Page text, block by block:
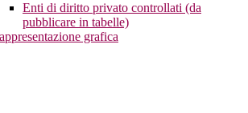
Enti di diritto privato controllati (da
pubblicare in tabelle)
grafica